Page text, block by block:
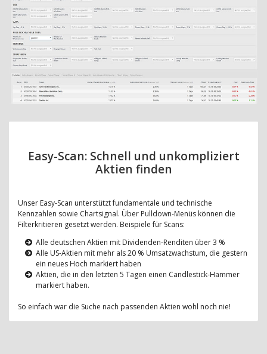
Easy-Scan: Schnell und unkompliziert
Aktien finden
Unser Easy-Scan unterstützt fundamentale und technische
Kennzahlen sowie Chartsignal. Über Pulldown-Menüs können die
Filterkritieren gesetzt werden. Beispiele für Scans:
Alle deutschen Aktien mit Dividenden-Renditen über 3 %
Alle US-Aktien mit mehr als 20 % Umsatzwachstum, die gestern
ein neues Hoch markiert haben
Aktien, die in den letzten 5 Tagen einen Candlestick-Hammer
markiert haben.
So einfach war die Suche nach passenden Aktien wohl noch nie!